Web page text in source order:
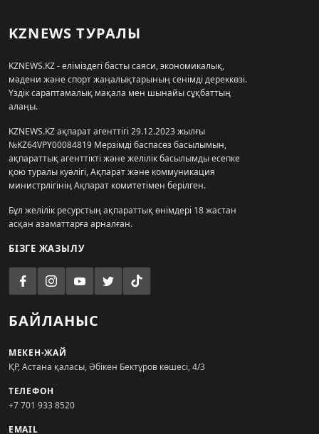
KZNEWS ТУРАЛЫ
KZNEWS.KZ - еліміздегі басты саяси, экономикалық,
мәдени және спорт жаңалықтарының сенімді дереккөзі.
Үздік сараптамалық мақала мен шынайы сұқбаттың
алаңы.
KZNEWS.KZ ақпарат агенттігі 29.12.2023 жылғы
№KZ64VPY00084819 Мерзімді баспасөз басылымын,
ақпараттық агенттікті және желілік басылымды есепке
қою туралы куәлігі, Ақпарат және коммуникация
министрлігінің Ақпарат комитетімен берілген.
Бұл желілік ресурстың ақпараттық өнімдері 18 жастан
асқан азаматтарға арналған.
БІЗГЕ ЖАЗЫЛУ
БАЙЛАНЫС
МЕКЕН-ЖАЙ
ҚР, Астана қаласы, Әбікен Бектұров көшесі, 4/3
ТЕЛЕФОН
+7 701 933 8520
EMAIL